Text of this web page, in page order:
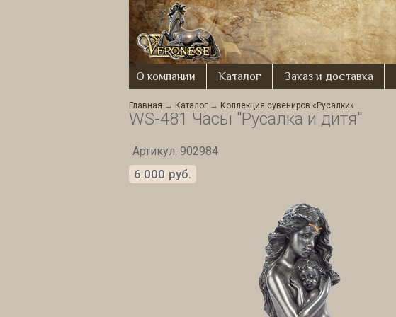
О компании Каталог Заказ и доставка
Главная → Каталог → Коллекция сувениров «Русалки»
WS-481 Часы "Русалка и дитя"
Артикул: 902984
6 000 руб.